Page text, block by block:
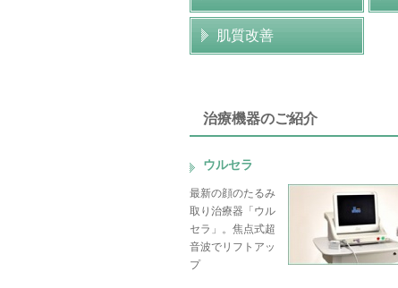
肌質改善
治療機器のご紹介
ウルセラ
最新の顔のたるみ
取り治療器「ウル
セラ」。焦点式超
音波でリフトアッ
プ